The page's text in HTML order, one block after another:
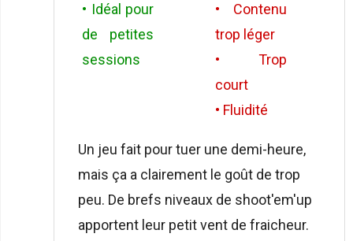
• Idéal pour
de petites
sessions
• Contenu
trop léger
• Trop
court
• Fluidité
Un jeu fait pour tuer une demi-heure,
mais ça a clairement le goût de trop
peu. De brefs niveaux de shoot'em'up
apportent leur petit vent de fraicheur.